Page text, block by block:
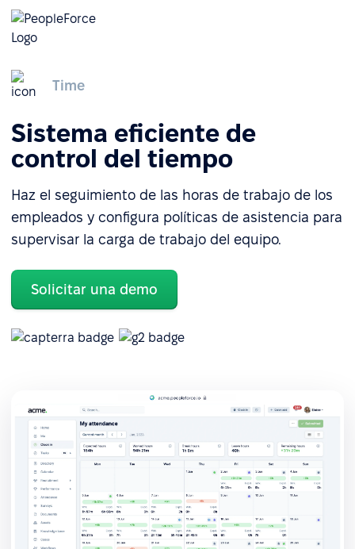
Time
Sistema eficiente de
control del tiempo
Haz el seguimiento de las horas de trabajo de los
empleados y configura políticas de asistencia para
supervisar la carga de trabajo del equipo.
Solicitar una demo